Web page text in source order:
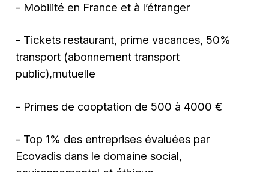
- Mobilité en France et à l’étranger
- Tickets restaurant, prime vacances, 50%
transport (abonnement transport
public),mutuelle
- Primes de cooptation de 500 à 4000 €
- Top 1% des entreprises évaluées par
Ecovadis dans le domaine social,